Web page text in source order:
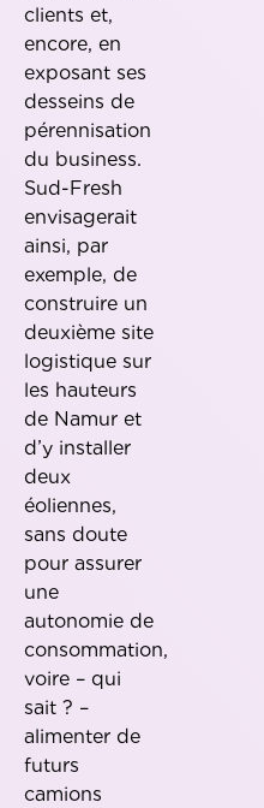
clients et,
encore, en
exposant ses
desseins de
pérennisation
du business.
Sud-Fresh
envisagerait
ainsi, par
exemple, de
construire un
deuxième site
logistique sur
les hauteurs
de Namur et
d’y installer
deux
éoliennes,
sans doute
pour assurer
une
autonomie de
consommation,
voire – qui
sait ? –
alimenter de
futurs
camions